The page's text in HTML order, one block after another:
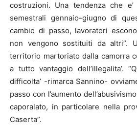
costruzioni. Una tendenza che
semestrali gennaio-giugno di
cambio di passo, lavoratori
non vengono sostituiti da altri”.
territorio martoriato dalla camorra
a tutto vantaggio dell’illegalita’.
difficolta’ -rimarca Sannino-
passo con l’aumento
caporalato, in particolare nella
Caserta”.